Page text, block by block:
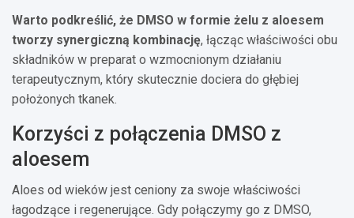
Warto podkreślić, że DMSO w formie żelu z aloesem
tworzy synergiczną kombinację, łącząc właściwości obu
składników w preparat o wzmocnionym działaniu
terapeutycznym, który skutecznie dociera do głębiej
położonych tkanek.
Korzyści z połączenia DMSO z
aloesem
Aloes od wieków jest ceniony za swoje właściwości
łagodzące i regenerujące. Gdy połączymy go z DMSO,